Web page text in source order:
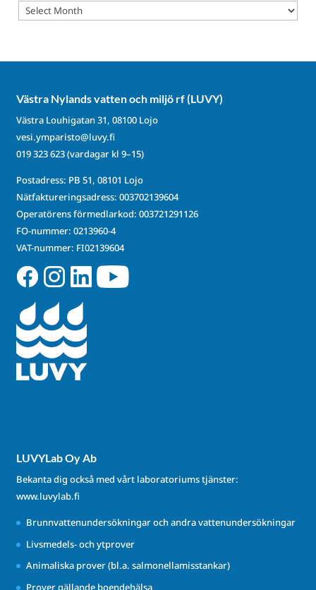
Archives
Västra Nylands vatten och miljö rf (LUVY)
Västra Louhigatan 31, 08100 Lojo
vesi.ymparisto@luvy.fi
019 323 623(vardagar kl 9–15)
Postadress: PB 51, 08101 Lojo
Nätfaktureringsadress: 003702139604
Operatörens förmedlarkod: 003721291126
FO-nummer: 0213960-4
VAT-nummer: FI02139604
LUVYLab Oy Ab
Bekanta dig också med vårt laboratoriums tjänster:
www.luvylab.fi
Brunnvattenundersökningar och andra vattenundersökningar
Livsmedels- och ytprover
Animaliska prover (bl.a. salmonellamisstankar)
Prover gällande boendehälsa